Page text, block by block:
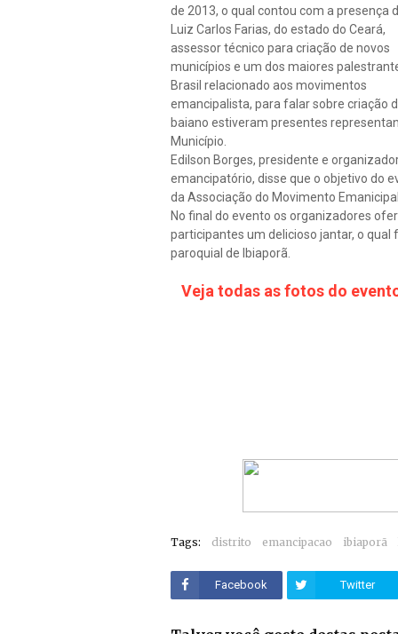
de 2013, o qual contou com a presença
Luiz Carlos Farias, do estado do Ceará,
assessor técnico para criação de novos
municípios e um dos maiores
Brasil relacionado aos movimentos
emancipalista, para falar sobre criação
baiano estiveram presentes
Município.
Edilson Borges, presidente e
emancipatório, disse que o objetivo do
da Associação do Movimento
No final do evento os organizadores
participantes um delicioso jantar, o qual
paroquial de Ibiaporã.
Veja todas as fotos do
Tags: distrito emancipacao ibiaporã
Facebook Twitter